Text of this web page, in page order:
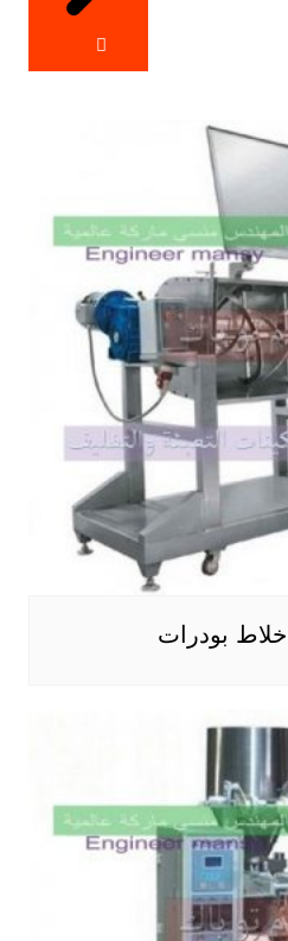
بودرات